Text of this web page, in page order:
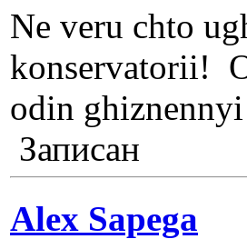
Ne veru chto
konservatorii!
odin
Записан
Alex Sapega